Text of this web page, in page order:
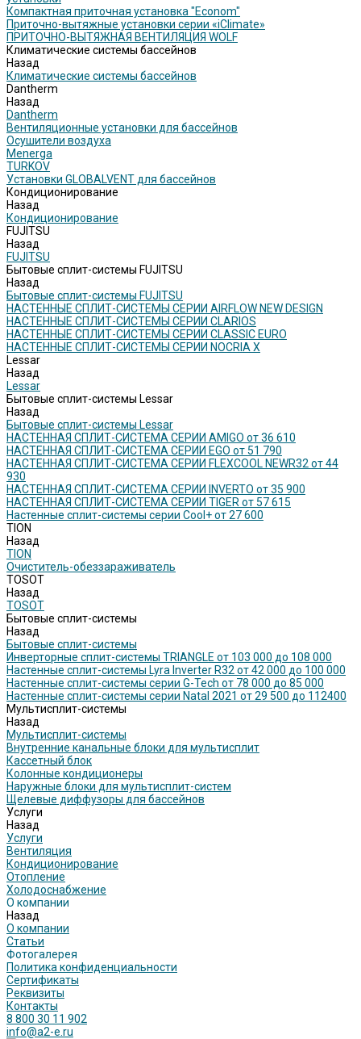
Компактная приточная установка "Econom"
Приточно-вытяжные установки серии «iClimate»
ПРИТОЧНО-ВЫТЯЖНАЯ ВЕНТИЛЯЦИЯ WOLF
Климатические системы бассейнов
Назад
Климатические системы бассейнов
Dantherm
Назад
Dantherm
Вентиляционные установки для бассейнов
Осушители воздуха
Menerga
TURKOV
Установки GLOBALVENT для бассейнов
Кондиционирование
Назад
Кондиционирование
FUJITSU
Назад
FUJITSU
Бытовые сплит-системы FUJITSU
Назад
Бытовые сплит-системы FUJITSU
НАСТЕННЫЕ СПЛИТ-СИСТЕМЫ СЕРИИ AIRFLOW NEW DESIGN
НАСТЕННЫЕ СПЛИТ-СИСТЕМЫ СЕРИИ CLARIOS
НАСТЕННЫЕ СПЛИТ-СИСТЕМЫ СЕРИИ CLASSIC EURO
НАСТЕННЫЕ СПЛИТ-СИСТЕМЫ СЕРИИ NOCRIA X
Lessar
Назад
Lessar
Бытовые сплит-системы Lessar
Назад
Бытовые сплит-системы Lessar
НАСТЕННАЯ СПЛИТ-СИСТЕМА СЕРИИ AMIGO от 36 610
НАСТЕННАЯ СПЛИТ-СИСТЕМА СЕРИИ EGO от 51 790
НАСТЕННАЯ СПЛИТ-СИСТЕМА СЕРИИ FLEXCOOL NEWR32 от 44
930
НАСТЕННАЯ СПЛИТ-СИСТЕМА СЕРИИ INVERTO от 35 900
НАСТЕННАЯ СПЛИТ-СИСТЕМА СЕРИИ TIGER от 57 615
Настенные сплит-системы серии Cool+ от 27 600
TION
Назад
TION
Очиститель-обеззараживатель
TOSOT
Назад
TOSOT
Бытовые сплит-системы
Назад
Бытовые сплит-системы
Инверторные сплит-системы TRIANGLE от 103 000 до 108 000
Настенные сплит-системы Lyra Inverter R32 от 42 000 до 100 000
Настенные сплит-системы серии G-Tech от 78 000 до 85 000
Настенные сплит-системы серии Natal 2021 от 29 500 до 112400
Мультисплит-системы
Назад
Мультисплит-системы
Внутренние канальные блоки для мультисплит
Кассетный блок
Колонные кондиционеры
Наружные блоки для мультисплит-систем
Щелевые диффузоры для бассейнов
Услуги
Назад
Услуги
Вентиляция
Кондиционирование
Отопление
Холодоснабжение
О компании
Назад
О компании
Статьи
Фотогалерея
Политика конфиденциальности
Сертификаты
Реквизиты
Контакты
8 800 30 11 902
info@a2-e.ru